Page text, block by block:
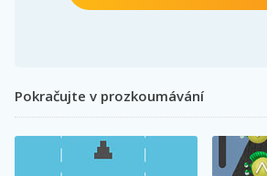
Pokračujte v prozkoumávání